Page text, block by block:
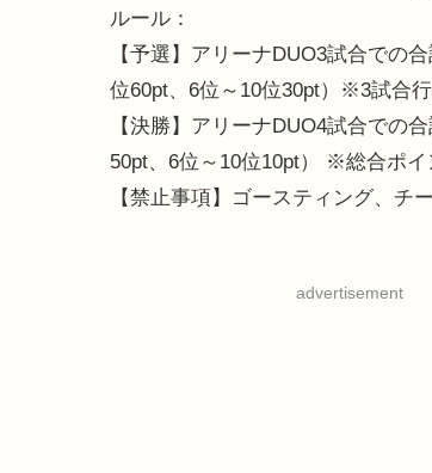
ルール：
【予選】アリーナDUO3試合での
位60pt、6位～10位30pt）※3試合
【決勝】アリーナDUO4試合での
50pt、6位～10位10pt） ※総合ポイ
【禁止事項】ゴースティング、チ
advertisement